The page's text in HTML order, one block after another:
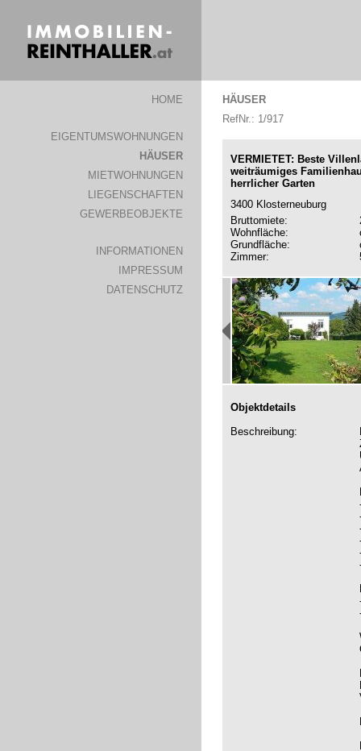
HOME
EIGENTUMSWOHNUNGEN
HÄUSER
MIETWOHNUNGEN
LIEGENSCHAFTEN
GEWERBEOBJEKTE
INFORMATIONEN
IMPRESSUM
DATENSCHUTZ
HÄUSER
RefNr.: 1/917
VERMIETET: Beste
weiträumiges
herrlicher Garten
3400 Klosterneuburg
Bruttomiete:
Wohnfläche:
Grundfläche:
Zimmer:
Objektdetails
Beschreibung: